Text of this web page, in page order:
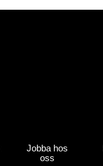
Jobba hos
oss